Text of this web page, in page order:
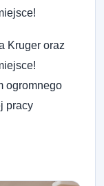
Kruger oraz
ogromnego
pracy